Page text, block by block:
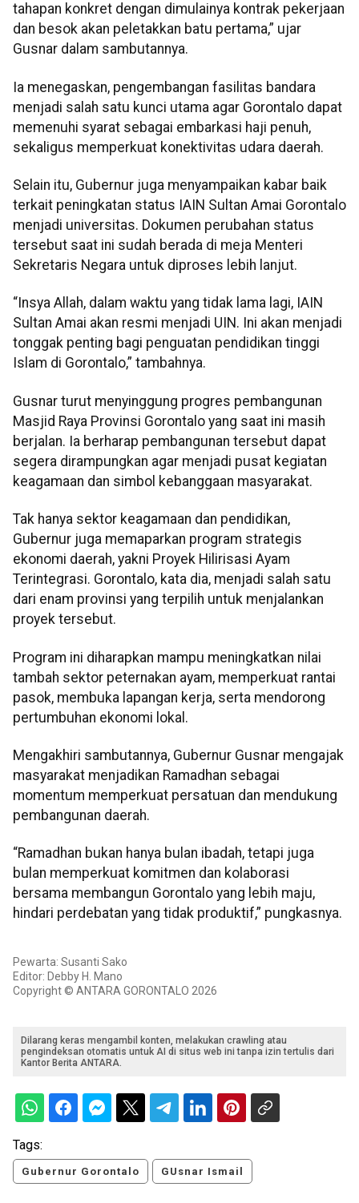
tahapan konkret dengan dimulainya kontrak pekerjaan
dan besok akan peletakkan batu pertama,” ujar
Gusnar dalam sambutannya.
Ia menegaskan, pengembangan fasilitas bandara
menjadi salah satu kunci utama agar Gorontalo dapat
memenuhi syarat sebagai embarkasi haji penuh,
sekaligus memperkuat konektivitas udara daerah.
Selain itu, Gubernur juga menyampaikan kabar baik
terkait peningkatan status IAIN Sultan Amai Gorontalo
menjadi universitas. Dokumen perubahan status
tersebut saat ini sudah berada di meja Menteri
Sekretaris Negara untuk diproses lebih lanjut.
“Insya Allah, dalam waktu yang tidak lama lagi, IAIN
Sultan Amai akan resmi menjadi UIN. Ini akan menjadi
tonggak penting bagi penguatan pendidikan tinggi
Islam di Gorontalo,” tambahnya.
Gusnar turut menyinggung progres pembangunan
Masjid Raya Provinsi Gorontalo yang saat ini masih
berjalan. Ia berharap pembangunan tersebut dapat
segera dirampungkan agar menjadi pusat kegiatan
keagamaan dan simbol kebanggaan masyarakat.
Tak hanya sektor keagamaan dan pendidikan,
Gubernur juga memaparkan program strategis
ekonomi daerah, yakni Proyek Hilirisasi Ayam
Terintegrasi. Gorontalo, kata dia, menjadi salah satu
dari enam provinsi yang terpilih untuk menjalankan
proyek tersebut.
Program ini diharapkan mampu meningkatkan nilai
tambah sektor peternakan ayam, memperkuat rantai
pasok, membuka lapangan kerja, serta mendorong
pertumbuhan ekonomi lokal.
Mengakhiri sambutannya, Gubernur Gusnar mengajak
masyarakat menjadikan Ramadhan sebagai
momentum memperkuat persatuan dan mendukung
pembangunan daerah.
“Ramadhan bukan hanya bulan ibadah, tetapi juga
bulan memperkuat komitmen dan kolaborasi
bersama membangun Gorontalo yang lebih maju,
hindari perdebatan yang tidak produktif,” pungkasnya.
Pewarta: Susanti Sako
Editor: Debby H. Mano
Copyright © ANTARA GORONTALO 2026
Dilarang keras mengambil konten, melakukan crawling atau
pengindeksan otomatis untuk AI di situs web ini tanpa izin tertulis dari
Kantor Berita ANTARA.
Tags:
Gubernur Gorontalo GUsnar Ismail